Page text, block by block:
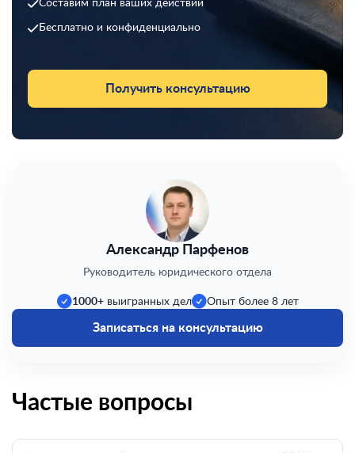
Составим план ваших действий
Бесплатно и конфиденциально
Получить консультацию
Александр Парфенов
Руководитель юридического отдела
1000+выигранных дел Опыт более 8 лет
Записаться на консультацию
Частые вопросы